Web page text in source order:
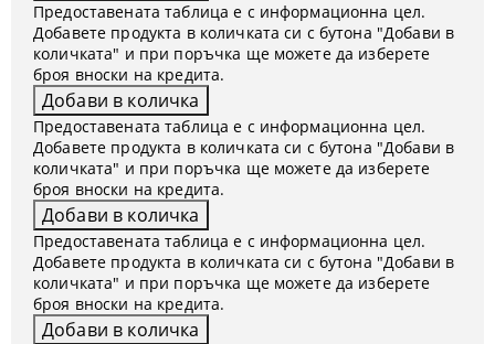
Предоставената таблица е с информационна цел.
Добавете продукта в количката си с бутона "Добави в
количката" и при поръчка ще можете да изберете
броя вноски на кредита.
Предоставената таблица е с информационна цел.
Добавете продукта в количката си с бутона "Добави в
количката" и при поръчка ще можете да изберете
броя вноски на кредита.
Предоставената таблица е с информационна цел.
Добавете продукта в количката си с бутона "Добави в
количката" и при поръчка ще можете да изберете
броя вноски на кредита.